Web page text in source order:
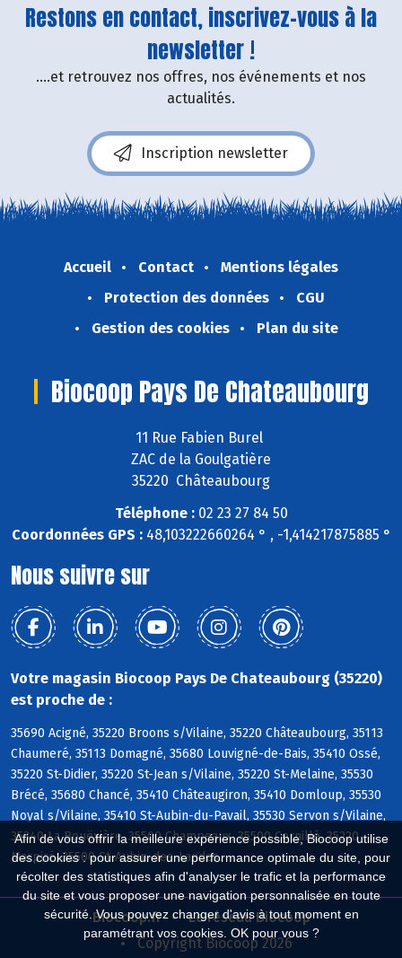
Afin de vous offrir la meilleure expérience possible, Biocoop utilise
des cookies : pour assurer une performance optimale du site, pour
récolter des statistiques afin d'analyser le trafic et la performance
du site et vous proposer une navigation personnalisée en toute
sécurité. Vous pouvez changer d'avis à tout moment en
paramétrant vos cookies. OK pour vous ?
Restons en contact, inscrivez-vous à la
newsletter !
....et retrouvez nos offres, nos événements et nos
actualités.
Inscription newsletter
Accueil Contact
Mentions légales
Protection des données
CGU
Gestion des cookies
Plan du site
Biocoop Pays De Chateaubourg
11 Rue Fabien Burel
ZAC de la Goulgatière
35220 Châteaubourg
Téléphone :02 23 27 84 50
Coordonnées GPS :48,103222660264 ° , -1,414217875885 °
Nous suivre sur
Votre magasin Biocoop Pays De Chateaubourg (35220)
est proche de :
35690 Acigné, 35220 Broons s/Vilaine, 35220 Châteaubourg, 35113
Chaumeré, 35113 Domagné, 35680 Louvigné-de-Bais, 35410 Ossé,
35220 St-Didier, 35220 St-Jean s/Vilaine, 35220 St-Melaine, 35530
Brécé, 35680 Chancé, 35410 Châteaugiron, 35410 Domloup, 35530
Noyal s/Vilaine, 35410 St-Aubin-du-Pavail, 35530 Servon s/Vilaine,
35340 La Bouëxière, 35500 Champeaux, 35500 Cornillé, 35220
Marpiré, 35500 St-Aubin-des-Landes
Biocoop.fr
Le réseau Biocoop
Copyright Biocoop 2026